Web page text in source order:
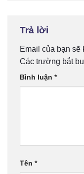
Trả lời
Email của bạn
Các trường bắt
Bình luận *
Tên *